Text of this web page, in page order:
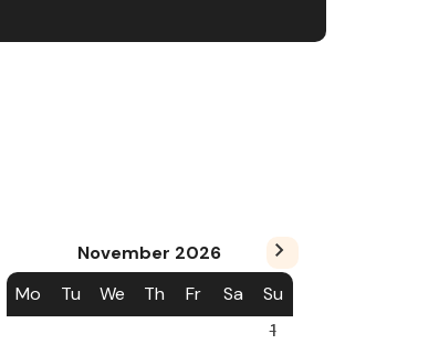
November 2026
Mo
Tu We Th Fr Sa
Su
1